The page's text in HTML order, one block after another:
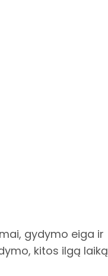
gydymo eiga ir
kitos ilgą laiką